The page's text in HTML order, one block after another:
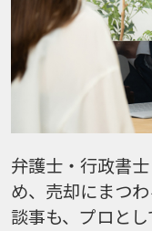
弁護士・行政書
め、売却にまつ
談事も、プロとし